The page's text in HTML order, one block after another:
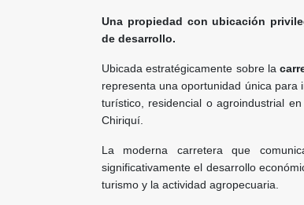
Una propiedad con ubicación
de desarrollo.
Ubicada estratégicamente sobre la
representa una oportunidad única para
turístico, residencial o agroindustrial
Chiriquí.
La moderna carretera que
significativamente el desarrollo
turismo y la actividad agropecuaria.